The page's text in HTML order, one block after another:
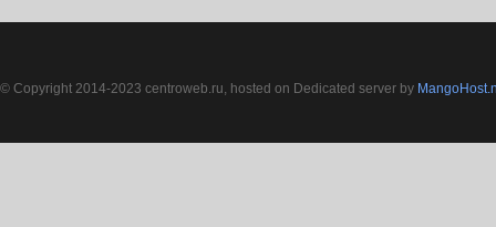
© Copyright 2014-2023 centroweb.ru, hosted on Dedicated server by